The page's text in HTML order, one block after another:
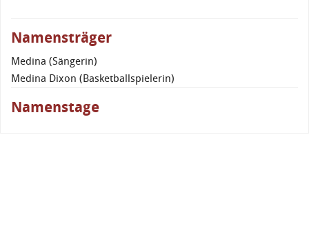
Namensträger
Medina (Sängerin)
Medina Dixon (Basketballspielerin)
Namenstage